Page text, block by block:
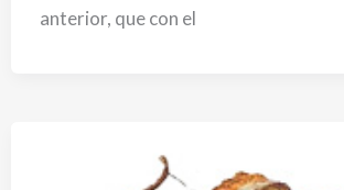
anterior, que con el